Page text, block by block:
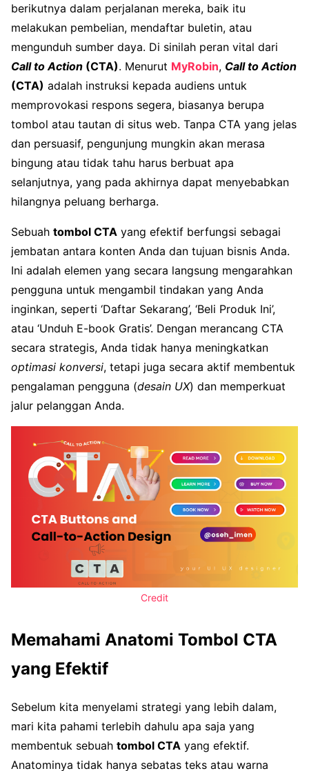
berikutnya dalam perjalanan mereka, baik itu
melakukan pembelian, mendaftar buletin, atau
mengunduh sumber daya. Di sinilah peran vital dari
Call to Action (CTA). Menurut MyRobin, Call to Action
(CTA) adalah instruksi kepada audiens untuk
memprovokasi respons segera, biasanya berupa
tombol atau tautan di situs web. Tanpa CTA yang jelas
dan persuasif, pengunjung mungkin akan merasa
bingung atau tidak tahu harus berbuat apa
selanjutnya, yang pada akhirnya dapat menyebabkan
hilangnya peluang berharga.
Sebuah tombol CTA yang efektif berfungsi sebagai
jembatan antara konten Anda dan tujuan bisnis Anda.
Ini adalah elemen yang secara langsung mengarahkan
pengguna untuk mengambil tindakan yang Anda
inginkan, seperti ‘Daftar Sekarang’, ‘Beli Produk Ini’,
atau ‘Unduh E-book Gratis’. Dengan merancang CTA
secara strategis, Anda tidak hanya meningkatkan
optimasi konversi, tetapi juga secara aktif membentuk
pengalaman pengguna (desain UX) dan memperkuat
jalur pelanggan Anda.
Credit
Memahami Anatomi Tombol CTA
yang Efektif
Sebelum kita menyelami strategi yang lebih dalam,
mari kita pahami terlebih dahulu apa saja yang
membentuk sebuah tombol CTA yang efektif.
Anatominya tidak hanya sebatas teks atau warna